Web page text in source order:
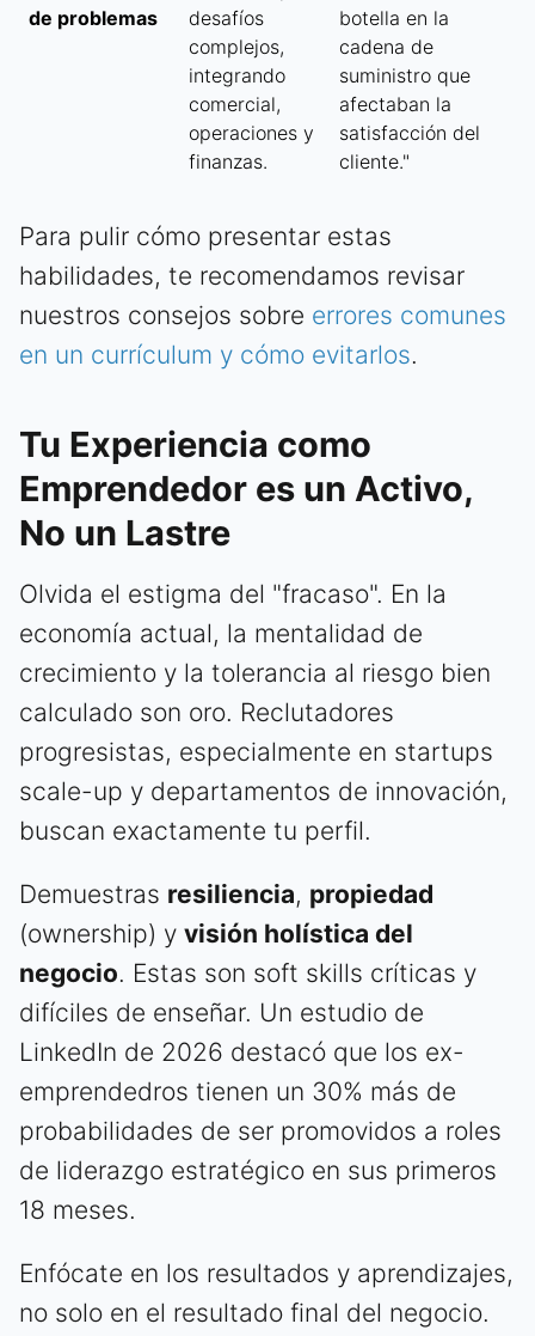
de problemas
desafíos
complejos,
integrando
comercial,
operaciones y
finanzas.
botella en la
cadena de
suministro que
afectaban la
satisfacción del
cliente."
Para pulir cómo presentar estas
habilidades, te recomendamos revisar
nuestros consejos sobre errores comunes
en un currículum y cómo evitarlos.
Tu Experiencia como
Emprendedor es un Activo,
No un Lastre
Olvida el estigma del "fracaso". En la
economía actual, la mentalidad de
crecimiento y la tolerancia al riesgo bien
calculado son oro. Reclutadores
progresistas, especialmente en startups
scale-up y departamentos de innovación,
buscan exactamente tu perfil.
Demuestras resiliencia, propiedad
(ownership) y visión holística del
negocio. Estas son soft skills críticas y
difíciles de enseñar. Un estudio de
LinkedIn de 2026 destacó que los ex-
emprendedros tienen un 30% más de
probabilidades de ser promovidos a roles
de liderazgo estratégico en sus primeros
18 meses.
Enfócate en los resultados y aprendizajes,
no solo en el resultado final del negocio.